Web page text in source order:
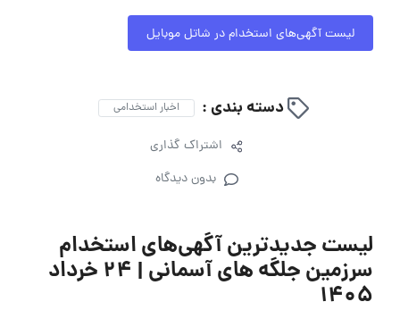
لیست آگهی‌های استخدام در شاتل موبایل
دسته بندی : اخبار استخدامی
اشتراک گذاری
بدون دیدگاه
لیست جدیدترین آگهی‌های استخدام
سرزمین جلگه های آسمانی | ۲۴ خرداد
۱۴۰۵